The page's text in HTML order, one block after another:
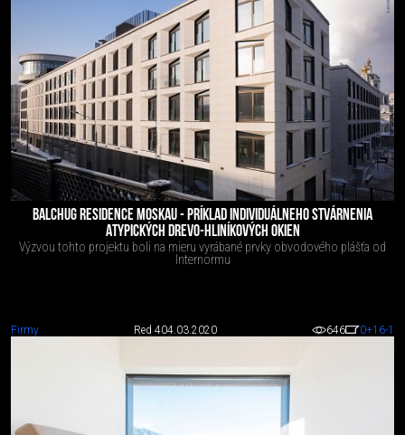
BALCHUG RESIDENCE MOSKAU - PRÍKLAD INDIVIDUÁLNEHO STVÁRNENIA
ATYPICKÝCH DREVO-HLINÍKOVÝCH OKIEN
Výzvou tohto projektu boli na mieru vyrábané prvky obvodového plášťa od
Internormu
Firmy Red 404.03.2020 646 0+16-1